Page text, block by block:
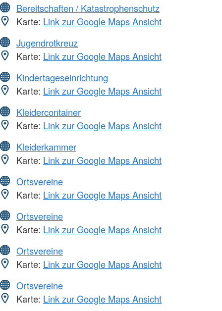
Bereitschaften / Katastrophenschutz
Karte: Link zur Google Maps Ansicht
Jugendrotkreuz
Karte: Link zur Google Maps Ansicht
Kindertageseinrichtung
Karte: Link zur Google Maps Ansicht
Kleidercontainer
Karte: Link zur Google Maps Ansicht
Kleiderkammer
Karte: Link zur Google Maps Ansicht
Ortsvereine
Karte: Link zur Google Maps Ansicht
Ortsvereine
Karte: Link zur Google Maps Ansicht
Ortsvereine
Karte: Link zur Google Maps Ansicht
Ortsvereine
Karte: Link zur Google Maps Ansicht